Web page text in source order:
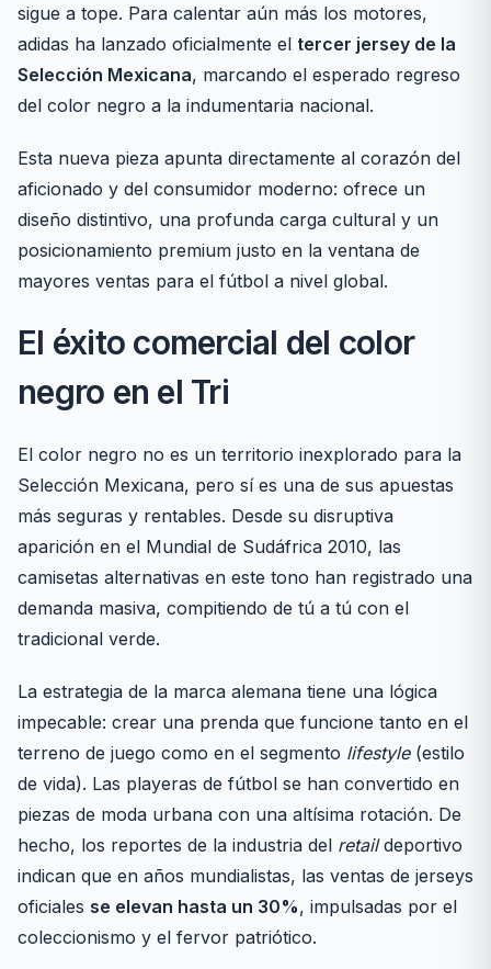
sigue a tope. Para calentar aún más los motores,
adidas ha lanzado oficialmente el tercer jersey de la
Selección Mexicana, marcando el esperado regreso
del color negro a la indumentaria nacional.
Esta nueva pieza apunta directamente al corazón del
aficionado y del consumidor moderno: ofrece un
diseño distintivo, una profunda carga cultural y un
posicionamiento premium justo en la ventana de
mayores ventas para el fútbol a nivel global.
El éxito comercial del color
negro en el Tri
El color negro no es un territorio inexplorado para la
Selección Mexicana, pero sí es una de sus apuestas
más seguras y rentables. Desde su disruptiva
aparición en el Mundial de Sudáfrica 2010, las
camisetas alternativas en este tono han registrado una
demanda masiva, compitiendo de tú a tú con el
tradicional verde.
La estrategia de la marca alemana tiene una lógica
impecable: crear una prenda que funcione tanto en el
terreno de juego como en el segmento lifestyle(estilo
de vida). Las playeras de fútbol se han convertido en
piezas de moda urbana con una altísima rotación. De
hecho, los reportes de la industria del retaildeportivo
indican que en años mundialistas, las ventas de jerseys
oficiales se elevan hasta un 30%, impulsadas por el
coleccionismo y el fervor patriótico.